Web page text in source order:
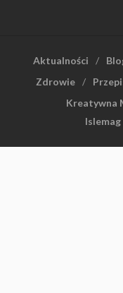
Aktualności
Zdrowie
Kreatywna
Islemag